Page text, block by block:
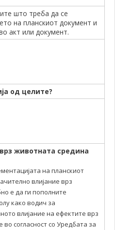
што треба да се
на планскиот документ и
акт или документ.
од целите?
животната средина
на планскиот
влијание врз
е да ги пополните
како водич за
влијание на ефектите врз
согласност со Уредбата за